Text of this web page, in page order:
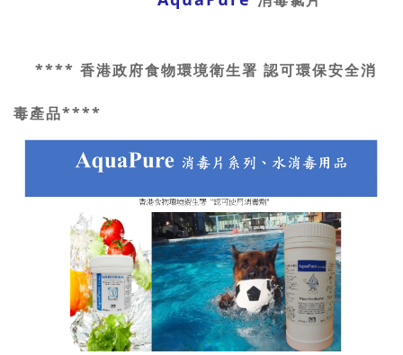
**** 香港政府食物環境衛生署 認可環保安全消
毒產品****